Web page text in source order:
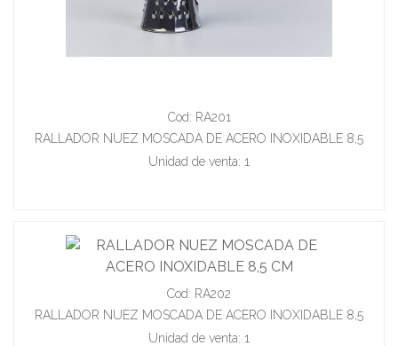
Cod: RA201
RALLADOR NUEZ MOSCADA DE ACERO INOXIDABLE 8,5
CM
Unidad de venta: 1
Cod: RA202
RALLADOR NUEZ MOSCADA DE ACERO INOXIDABLE 8,5
CM
Unidad de venta: 1